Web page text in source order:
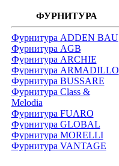
ФУРНИТУРА
Фурнитура ADDEN BAU
Фурнитура AGB
Фурнитура ARCHIE
Фурнитура ARMADILLO
Фурнитура BUSSARE
Фурнитура Class &
Melodia
Фурнитура FUARO
Фурнитура GLOBAL
Фурнитура MORELLI
Фурнитура VANTAGE